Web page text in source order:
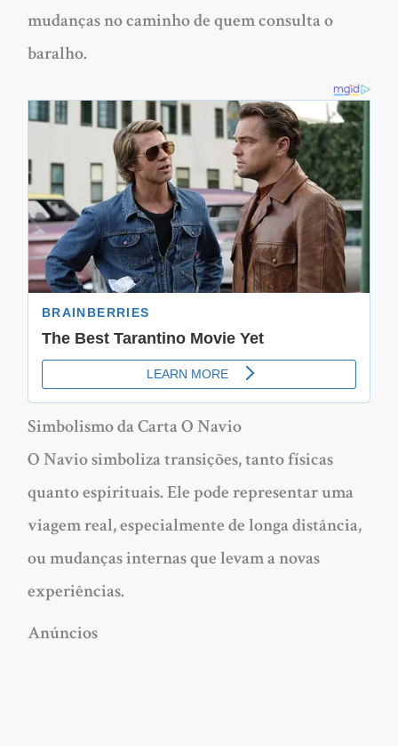
mudanças no caminho de quem consulta o
baralho.
Simbolismo da Carta O Navio
O Navio simboliza transições, tanto físicas
quanto espirituais. Ele pode representar uma
viagem real, especialmente de longa distância,
ou mudanças internas que levam a novas
experiências.
Anúncios